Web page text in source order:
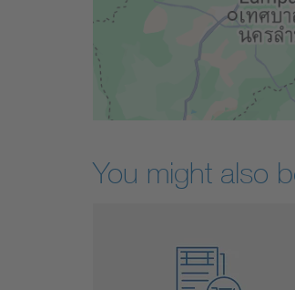
You might also